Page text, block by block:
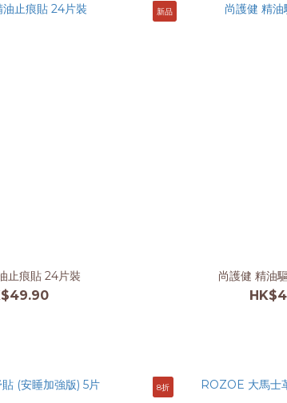
止痕貼 24片裝
新品
尚護健 精油
8折